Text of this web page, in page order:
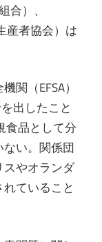
合）、
産者協会）は
関（EFSA）
出したこと
食品として分
い。関係団
やオランダ
ていること